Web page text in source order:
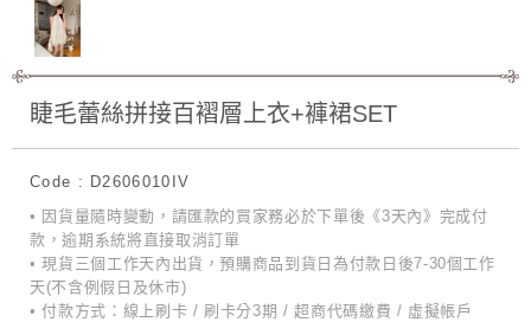
睫毛蕾絲拼接百褶層上衣+褲裙SET
Code : D2606010IV
• 因貨量隨時變動，請匯款的買家務必於下單後《3天內》完成付
款，逾期系統將直接取消訂單
• 現貨三個工作天內出貨，預購商品到貨日為付款日後7-30個工作
天(不含例假日及休市)
• 付款方式：線上刷卡 / 刷卡分3期 / 超商代碼繳費 / 虛擬帳戶